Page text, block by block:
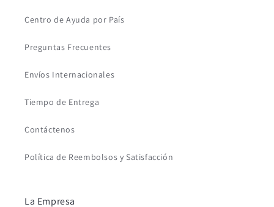
Centro de Ayuda por País
Preguntas Frecuentes
Envíos Internacionales
Tiempo de Entrega
Contáctenos
Política de Reembolsos y Satisfacción
La Empresa